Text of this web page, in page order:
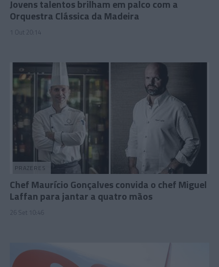
Jovens talentos brilham em palco com a
Orquestra Clássica da Madeira
1 Out 20:14
PRAZERES
Chef Maurício Gonçalves convida o chef Miguel
Laffan para jantar a quatro mãos
26 Set 10:46